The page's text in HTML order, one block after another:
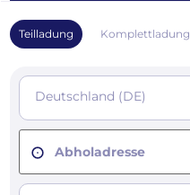
Teilladung Komplettladung
Deutschland (DE)
Abholadresse